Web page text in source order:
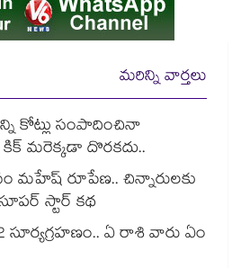
మరిన్ని వార్తలు
కోట్లు సంపాదించినా
మరెక్కడా దొరకదు..
మహేష్ రూపేణ.. చిన్నారులకు
స్టార్ కథ
సూర్యగ్రహణం.. ఏ రాశి వారు ఏం